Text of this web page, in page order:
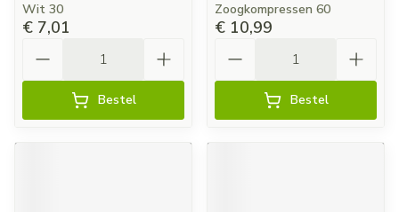
Wit 30
€ 7,01
Bestel
Zoogkompressen 60
€ 10,99
Bestel